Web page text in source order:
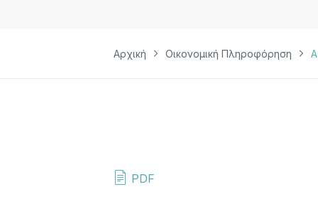
Αρχική Οικονομική Πληροφόρηση
PDF